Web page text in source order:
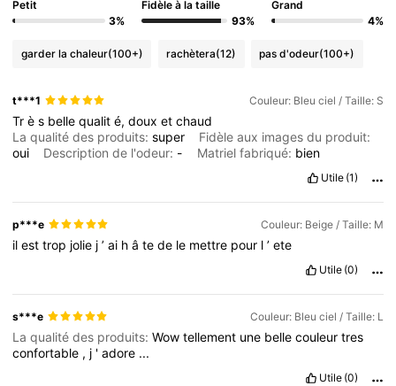
Petit
3%
Fidèle à la taille
93%
Grand
4%
garder la chaleur(100+) rachètera(12) pas d'odeur(100+)
t***1 Couleur: Bleu ciel / Taille: S
Très bellequalité,douxetchaud
La qualité des produits:super
Fidèle aux images du produit:
oui
Description de l'odeur: - Matriel fabriqué: bien
Utile (1)
p***e Couleur: Beige / Taille: M
ilesttrop jolie j’ai hâtede le mettre pour l’ete
Utile (0)
s***e Couleur: Bleu ciel / Taille: L
La qualité des produits:Wowtellement une bellecouleurtres
confortable , j 'adore ...
Utile (0)